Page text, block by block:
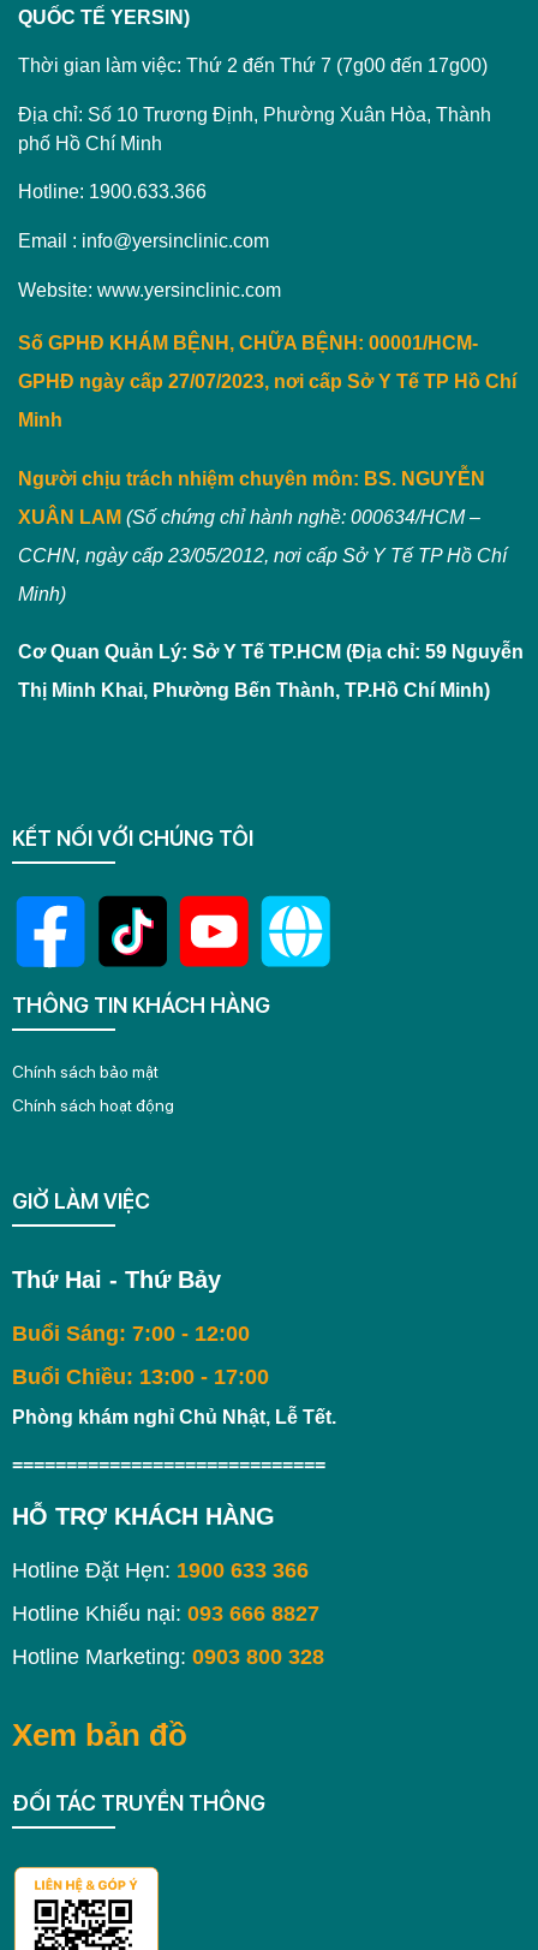
QUỐC TẾ YERSIN)
Thời gian làm việc: Thứ 2 đến Thứ 7 (7g00 đến 17g00)
Địa chỉ: Số 10 Trương Định, Phường Xuân Hòa, Thành
phố Hồ Chí Minh
Hotline: 1900.633.366
Email : info@yersinclinic.com
Website: www.yersinclinic.com
Số GPHĐ KHÁM BỆNH, CHỮA BỆNH: 00001/HCM-
GPHĐ ngày cấp 27/07/2023, nơi cấp Sở Y Tế TP Hồ Chí
Minh
Người chịu trách nhiệm chuyên môn: BS. NGUYỄN
XUÂN LAM (Số chứng chỉ hành nghề: 000634/HCM –
CCHN, ngày cấp 23/05/2012, nơi cấp Sở Y Tế TP Hồ Chí
Minh)
Cơ Quan Quản Lý: Sở Y Tế TP.HCM (Địa chỉ: 59 Nguyễn
Thị Minh Khai, Phường Bến Thành, TP.Hồ Chí Minh)
KẾT NỐI VỚI CHÚNG TÔI
THÔNG TIN KHÁCH HÀNG
Chính sách bảo mật
Chính sách hoạt động
GIỜ LÀM VIỆC
Thứ Hai - Thứ Bảy
Buổi Sáng: 7:00 - 12:00
Buổi Chiều: 13:00 - 17:00
Phòng khám nghỉ Chủ Nhật, Lễ Tết.
=============================
HỖ TRỢ KHÁCH HÀNG
Hotline Đặt Hẹn: 1900 633 366
Hotline Khiếu nại: 093 666 8827
Hotline Marketing: 0903 800 328
Xem bản đồ
ĐỐI TÁC TRUYỀN THÔNG